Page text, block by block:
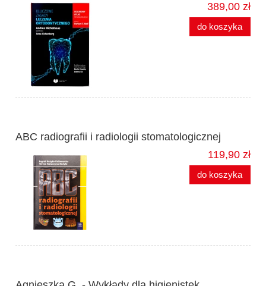
389,00 zł
do koszyka
ABC radiografii i radiologii stomatologicznej
119,90 zł
do koszyka